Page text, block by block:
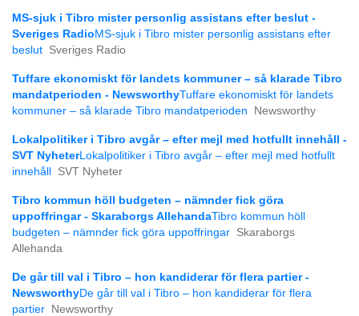
MS-sjuk i Tibro mister personlig assistans efter beslut -
Sveriges Radio MS-sjuk i Tibro mister personlig assistans efter
beslut Sveriges Radio
Tuffare ekonomiskt för landets kommuner – så klarade Tibro
mandatperioden - NewsworthyTuffare ekonomiskt för landets
kommuner – så klarade Tibro mandatperioden
Newsworthy
Lokalpolitiker i Tibro avgår – efter mejl med hotfullt innehåll -
SVT NyheterLokalpolitiker i Tibro avgår – efter mejl med hotfullt
innehåll
SVT Nyheter
Tibro kommun höll budgeten – nämnder fick göra
uppoffringar - Skaraborgs AllehandaTibro kommun höll
budgeten – nämnder fick göra uppoffringar Skaraborgs
Allehanda
De går till val i Tibro – hon kandiderar för flera partier -
NewsworthyDe går till val i Tibro – hon kandiderar för flera
partier
Newsworthy